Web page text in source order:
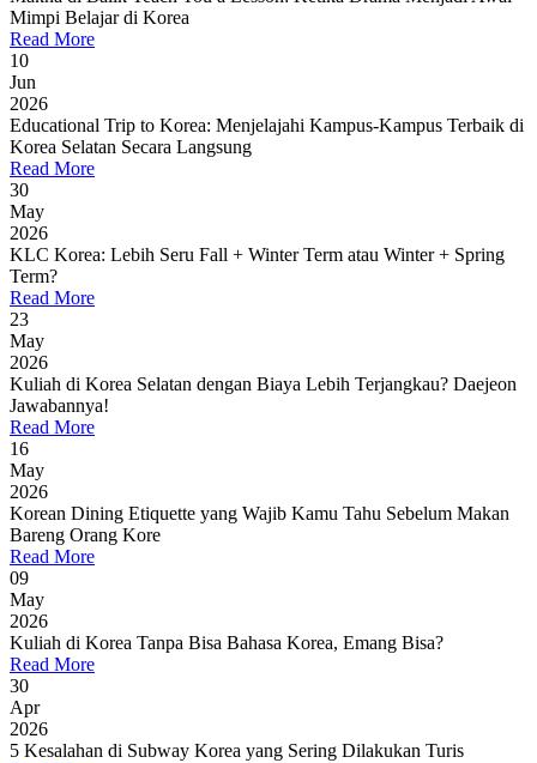
Mimpi Belajar di Korea
Read More
10
Jun
2026
Educational Trip to Korea: Menjelajahi Kampus-Kampus Terbaik di
Korea Selatan Secara Langsung
Read More
30
May
2026
KLC Korea: Lebih Seru Fall + Winter Term atau Winter + Spring
Term?
Read More
23
May
2026
Kuliah di Korea Selatan dengan Biaya Lebih Terjangkau? Daejeon
Jawabannya!
Read More
16
May
2026
Korean Dining Etiquette yang Wajib Kamu Tahu Sebelum Makan
Bareng Orang Kore
Read More
09
May
2026
Kuliah di Korea Tanpa Bisa Bahasa Korea, Emang Bisa?
Read More
30
Apr
2026
5 Kesalahan di Subway Korea yang Sering Dilakukan Turis